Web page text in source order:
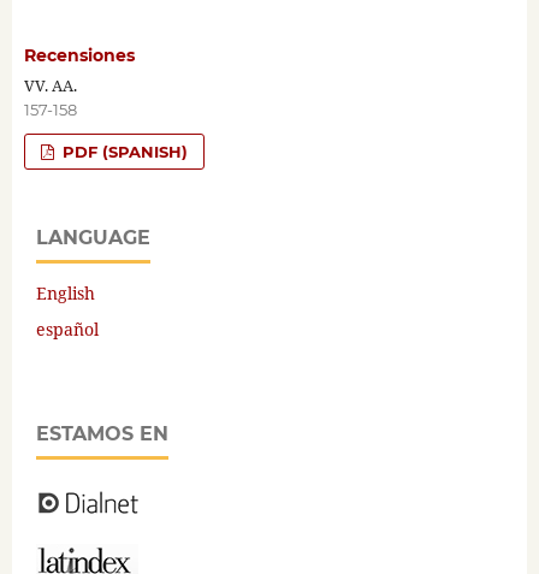
Recensiones
VV. AA.
157-158
PDF (SPANISH)
LANGUAGE
English
español
ESTAMOS EN